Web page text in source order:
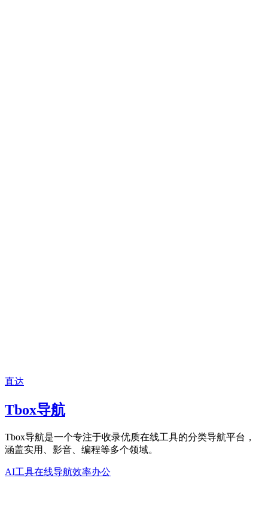
直达
Tbox导航
Tbox导航是一个专注于收录优质在线工具的分类导航平台，
涵盖实用、影音、编程等多个领域。
AI工具在线导航效率办公